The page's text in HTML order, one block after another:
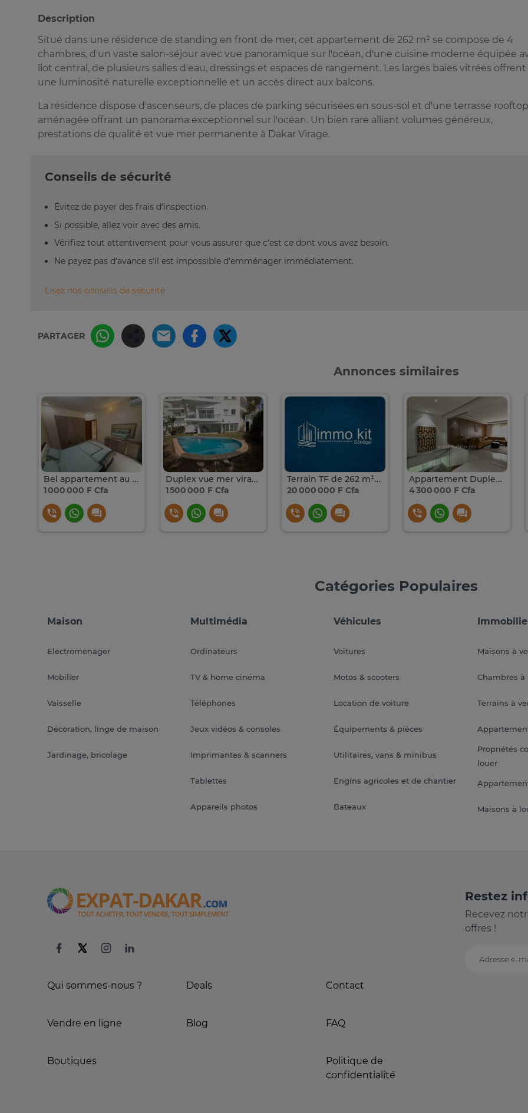
Description
Situé dans une résidence de standing en front de mer, cet appartement de 262 m² se compose de 4
chambres, d'un vaste salon-séjour avec vue panoramique sur l'océan, d'une cuisine moderne équipée
îlot central, de plusieurs salles d'eau, dressings et espaces de rangement. Les larges baies vitrées offrent
une luminosité naturelle exceptionnelle et un accès direct aux balcons.
La résidence dispose d'ascenseurs, de places de parking sécurisées en sous-sol et d'une terrasse rooftop
aménagée offrant un panorama exceptionnel sur l'océan. Un bien rare alliant volumes généreux,
prestations de qualité et vue mer permanente à Dakar Virage.
Conseils de sécurité
Évitez de payer des frais d’inspection.
Si possible, allez voir avec des amis.
Vérifiez tout attentivement pour vous assurer que c’est ce dont vous avez besoin.
Ne payez pas d’avance s’il est impossible d’emménager immédiatement.
Lisez nos conseils de sécurité
PARTAGER
Annonces similaires
Bel appartement au Virage vue mer
1 000 000 F Cfa
Duplex vue mer virage
1 500 000 F Cfa
Terrain TF de 262 m² à Bambilor au juste prix
20 000 000 F Cfa
Appartement Duplex meublé à louer au Virage avec vue mer
4 300 000 F Cfa
Catégories Populaires
Maison
Electromenager
Mobilier
Vaisselle
Décoration, linge de maison
Jardinage, bricolage
Multimédia
Ordinateurs
TV & home cinéma
Téléphones
Jeux vidéos & consoles
Imprimantes & scanners
Tablettes
Appareils photos
Véhicules
Voitures
Motos & scooters
Location de voiture
Équipements & pièces
Utilitaires, vans & minibus
Engins agricoles et de chantier
Bateaux
Maisons à
Chambres à
Terrains à
Propriétés
louer
Maisons à
Qui sommes-nous ?
Vendre en ligne
Boutiques
Deals
Blog
Contact
FAQ
Politique de
confidentialité
Restez
Recevez
offres !
Adresse e-